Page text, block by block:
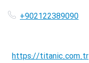
+902122389090
https://titanic.com.tr